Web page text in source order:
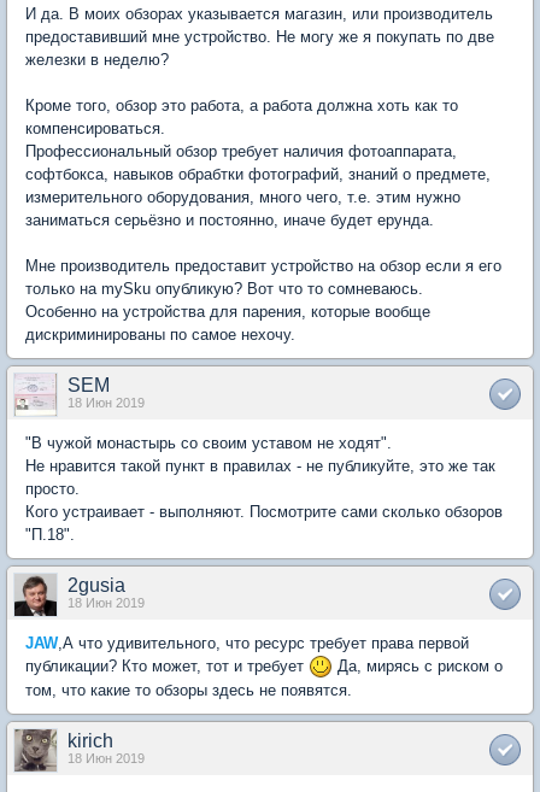
И да. В моих обзорах указывается магазин, или производитель
предоставивший мне устройство. Не могу же я покупать по две
железки в неделю?
Кроме того, обзор это работа, а работа должна хоть как то
компенсироваться.
Профессиональный обзор требует наличия фотоаппарата,
софтбокса, навыков обрабтки фотографий, знаний о предмете,
измерительного оборудования, много чего, т.е. этим нужно
заниматься серьёзно и постоянно, иначе будет ерунда.
Мне производитель предоставит устройство на обзор если я его
только на mySku опубликую? Вот что то сомневаюсь.
Особенно на устройства для парения, которые вообще
дискриминированы по самое нехочу.
SEM
18 Июн 2019
"В чужой монастырь со своим уставом не ходят".
Не нравится такой пункт в правилах - не публикуйте, это же так
просто.
Кого устраивает - выполняют. Посмотрите сами сколько обзоров
"П.18".
2gusia
18 Июн 2019
JAW,А что удивительного, что ресурс требует права первой
публикации? Кто может, тот и требует
Да, мирясь с риском о
том, что какие то обзоры здесь не появятся.
kirich
18 Июн 2019